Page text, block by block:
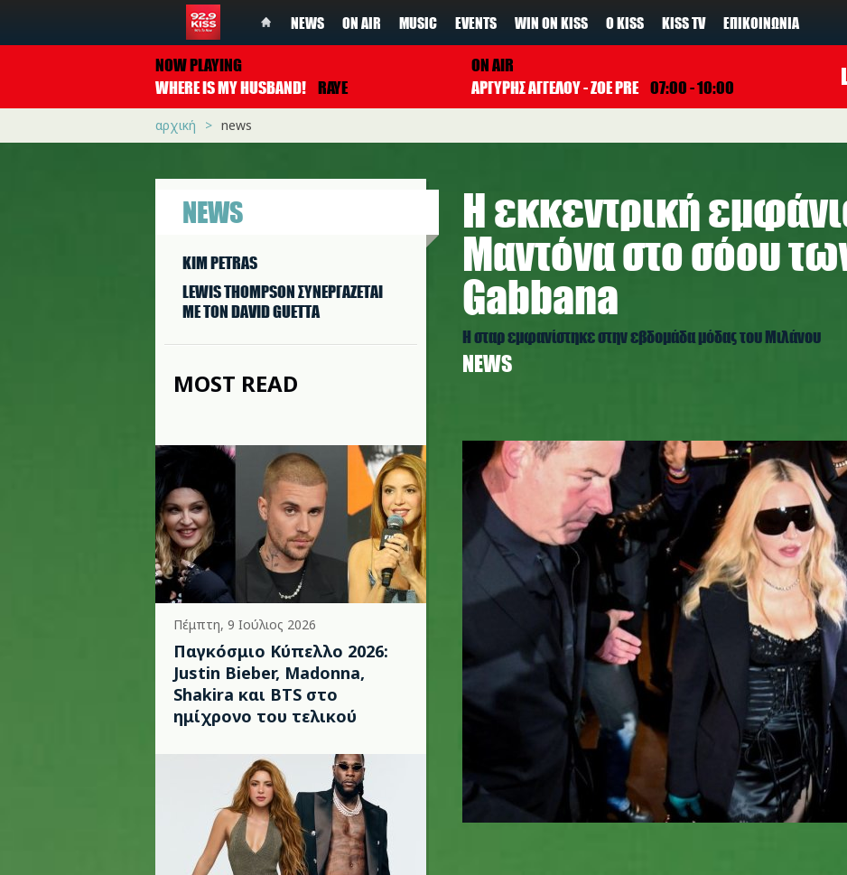
NEWS ON AIR MUSIC EVENTS WIN ON KISS Ο KISS KISS TV ΕΠΙΚΟΙΝΩΝΊΑ
NOW PLAYING
WHERE IS MY HUSBAND! RAYE
ON AIR
ΑΡΓΥΡΗΣ ΑΓΓΕΛΟΥ - ZOE PRE 07:00 - 10:00
αρχική news
NEWS
KIM PETRAS
LEWIS THOMPSON ΣΥΝΕΡΓAΖΕΤΑΙ
ΜΕ ΤΟΝ DAVID GUETTA
MOST READ
Πέμπτη, 9 Ιούλιος 2026
Παγκόσμιο Κύπελλο 2026:
Justin Bieber, Madonna,
Shakira και BTS στο
ημίχρονο του τελικού
Η εκκεντρική
Μαντόνα στο σόου
Gabbana
Η σταρ εμφανίστηκε στην εβδομάδα μόδας του Μιλάνου
NEWS
madonna.jpg